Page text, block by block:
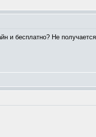
и бесплатно? Не